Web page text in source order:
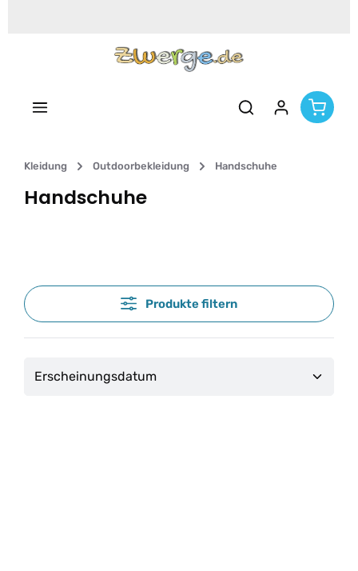
Kleidung Outdoorbekleidung Handschuhe
Handschuhe
Produkte filtern